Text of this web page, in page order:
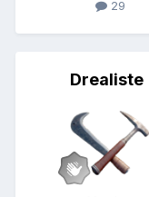
29
Drealiste